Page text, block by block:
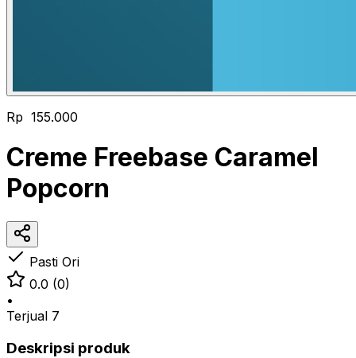
Rp 155.000
Creme Freebase Caramel
Popcorn
Pasti Ori
0.0 (0)
•
Terjual 7
Deskripsi produk